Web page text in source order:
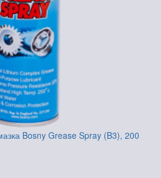
Bosny Grease Spray (B3), 200